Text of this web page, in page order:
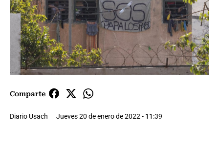
Comparte
Diario Usach Jueves 20 de enero de 2022 - 11:39